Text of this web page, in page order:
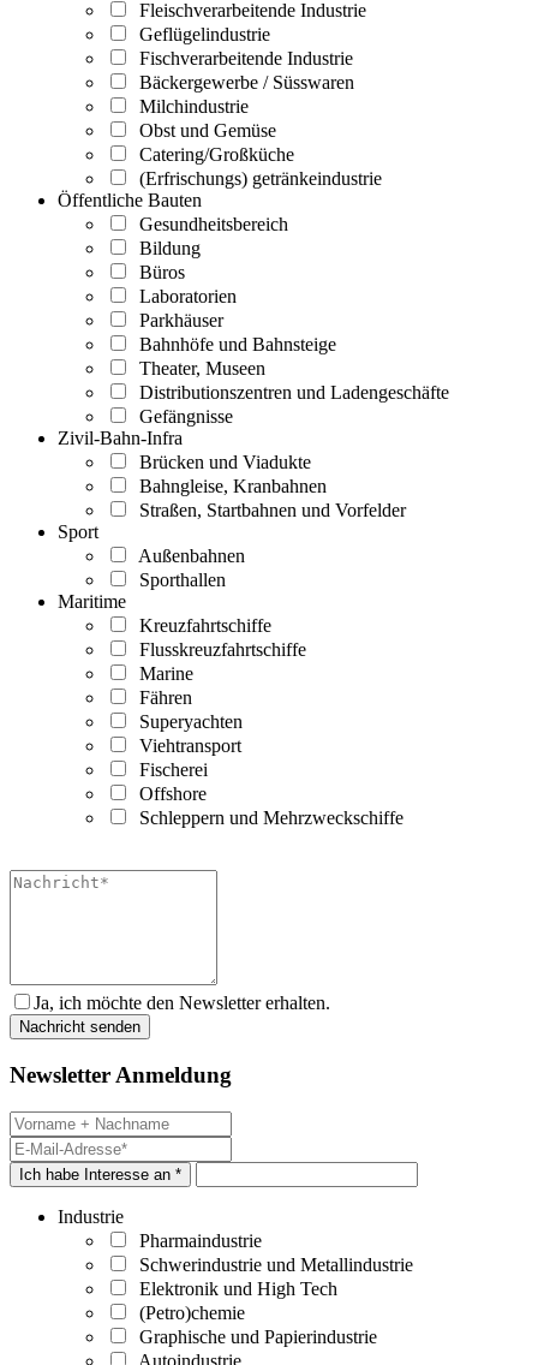
Fleischverarbeitende Industrie
Geflügelindustrie
Fischverarbeitende Industrie
Bäckergewerbe / Süsswaren
Milchindustrie
Obst und Gemüse
Catering/Großküche
(Erfrischungs) getränkeindustrie
Öffentliche Bauten
Gesundheitsbereich
Bildung
Büros
Laboratorien
Parkhäuser
Bahnhöfe und Bahnsteige
Theater, Museen
Distributionszentren und Ladengeschäfte
Gefängnisse
Zivil-Bahn-Infra
Brücken und Viadukte
Bahngleise, Kranbahnen
Straßen, Startbahnen und Vorfelder
Sport
Außenbahnen
Sporthallen
Maritime
Kreuzfahrtschiffe
Flusskreuzfahrtschiffe
Marine
Fähren
Superyachten
Viehtransport
Fischerei
Offshore
Schleppern und Mehrzweckschiffe
Ja, ich möchte den Newsletter erhalten.
Newsletter Anmeldung
Ich habe Interesse an *
Industrie
Pharmaindustrie
Schwerindustrie und Metallindustrie
Elektronik und High Tech
(Petro)chemie
Graphische und Papierindustrie
Autoindustrie